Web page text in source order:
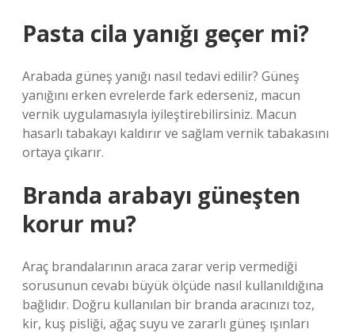
Pasta cila yanığı geçer mi?
Arabada güneş yanığı nasıl tedavi edilir? Güneş
yanığını erken evrelerde fark ederseniz, macun
vernik uygulamasıyla iyileştirebilirsiniz. Macun
hasarlı tabakayı kaldırır ve sağlam vernik tabakasını
ortaya çıkarır.
Branda arabayı güneşten
korur mu?
Araç brandalarının araca zarar verip vermediği
sorusunun cevabı büyük ölçüde nasıl kullanıldığına
bağlıdır. Doğru kullanılan bir branda aracınızı toz,
kir, kuş pisliği, ağaç suyu ve zararlı güneş ışınları